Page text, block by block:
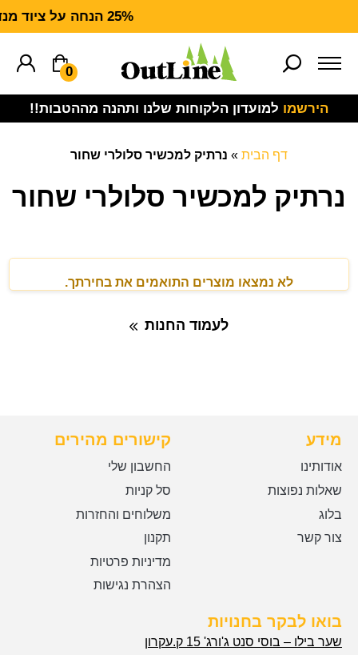
25% הנחה על ציוד מנדף CARHARTT FORCE
0
הירשמו למועדון הלקוחות שלנו ותהנה מההטבות!!
דף הבית » נרתיק למכשיר סלולרי שחור
נרתיק למכשיר סלולרי שחור
לא נמצאו מוצרים התואמים את בחירתך.
לעמוד החנות
מידע
אודותינו
שאלות נפוצות
בלוג
צור קשר
קישורים מהירים
החשבון שלי
סל קניות
משלוחים והחזרות
תקנון
מדיניות פרטיות
הצהרת נגישות
בואו לבקר בחנויות
שער בילו – בוסי סנט ג'ורג' 15 ק.עקרון